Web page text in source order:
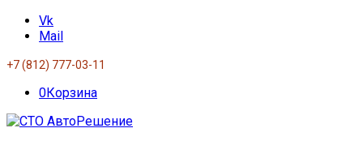
Vk
Mail
+7 (812) 777-03-11
0Корзина